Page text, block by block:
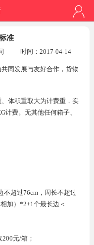
准
时间：2017-04-14
同发展与友好合作，货物
体积重取大为计费重，实
计费。无其他任何箱子、
不超过76cm，周长不超过
加）*2+1个最长边＜
元/箱；